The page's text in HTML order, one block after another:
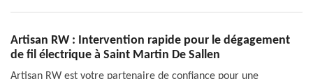
Artisan RW : Intervention rapide pour le dégagement
de fil électrique à Saint Martin De Sallen
Artisan RW est votre partenaire de confiance pour une